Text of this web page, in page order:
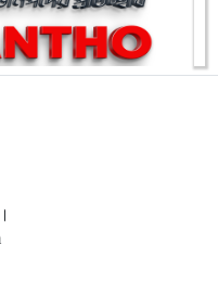
রাঙ্গামাটি পার্বত্য জেলা
উদ্যোগে ‘জুলাই গণ-অভ্যুত্থান